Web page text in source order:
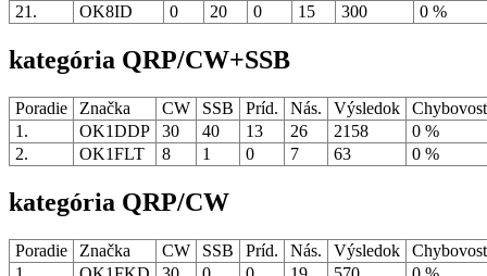
21.
OK8ID 0 20 0 15 300 0 %
kategória QRP/CW+SSB
Poradie Značka CW SSB Príd. Nás. Výsledok
1.
OK1DDP 30 40 13 26 2158
0 %
2.
OK1FLT 8 1 0 7 63 0 %
kategória QRP/CW
Poradie Značka CW SSB Príd. Nás. Výsledok